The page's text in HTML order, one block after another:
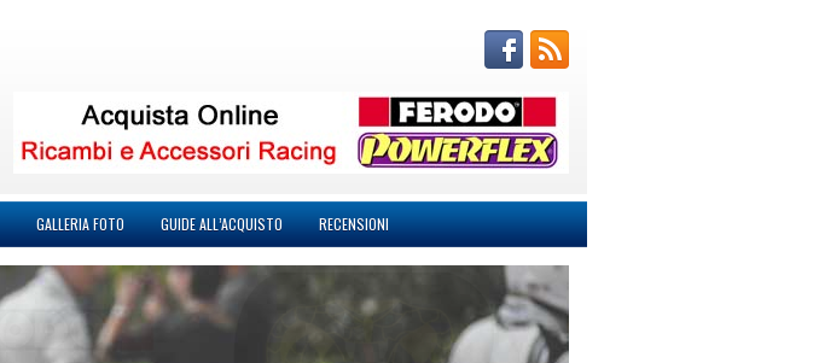
GALLERIA FOTO GUIDE ALL’ACQUISTO RECENSIONI